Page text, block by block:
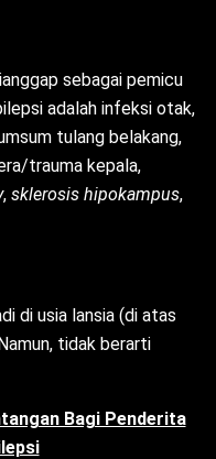
sebagai pemicu
adalah infeksi otak,
tulang belakang,
trauma kepala,
, sklerosis hipokampus,
di usia lansia (di atas
tidak berarti
Bagi Penderita